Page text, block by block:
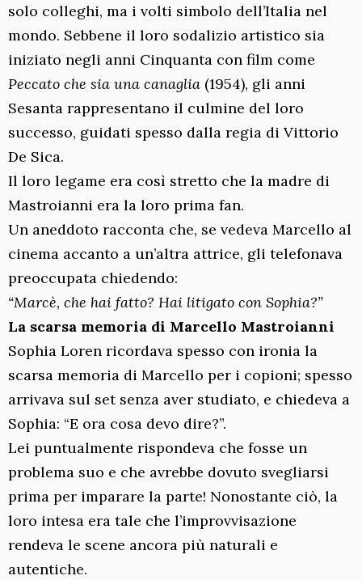
solo colleghi, ma i volti simbolo dell’Italia nel
mondo. Sebbene il loro sodalizio artistico sia
iniziato negli anni Cinquanta con film come
Peccato che sia una canaglia (1954), gli anni
Sesanta rappresentano il culmine del loro
successo, guidati spesso dalla regia di Vittorio
De Sica.
Il loro legame era così stretto che la madre di
Mastroianni era la loro prima fan.
Un aneddoto racconta che, se vedeva Marcello al
cinema accanto a un’altra attrice, gli telefonava
preoccupata chiedendo:
“Marcè, che hai fatto? Hai litigato con Sophia?”
La scarsa memoria di Marcello Mastroianni
Sophia Loren ricordava spesso con ironia la
scarsa memoria di Marcello per i copioni; spesso
arrivava sul set senza aver studiato, e chiedeva a
Sophia: “E ora cosa devo dire?”.
Lei puntualmente rispondeva che fosse un
problema suo e che avrebbe dovuto svegliarsi
prima per imparare la parte! Nonostante ciò, la
loro intesa era tale che l’improvvisazione
rendeva le scene ancora più naturali e
autentiche.